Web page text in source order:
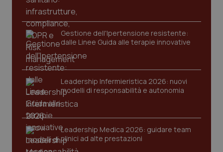
Gestione dell'Ipertensione resistente:
dalle Linee Guida alle terapie innovative
Leadership Infermieristica 2026: nuovi
modelli di responsabilità e autonomia
Leadership Medica 2026: guidare team
clinici ad alte prestazioni
CookieScriptConsent
CookieScript